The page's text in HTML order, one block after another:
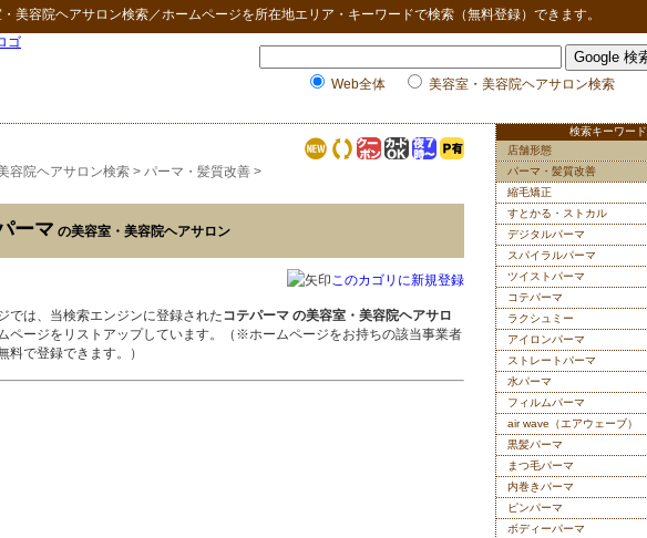
美容院ヘアサロン検索／ホームページを所在地エリア・キーワードで検索（無料登録）できます。
Web全体 美容室・美容院ヘアサロン検索
容院ヘアサロン検索 > パーマ・髪質改善 >
ーマ の美容室・美容院ヘアサロン
このカゴリに新規登録
では、当検索エンジンに登録されたコテパーマ の美容室・美容院ヘアサロ
ページをリストアップしています。（※ホームページをお持ちの該当事業者
料で登録できます。）
検索キーワード
店舗形態
パーマ・髪質改善
縮毛矯正
すとかる・ストカル
デジタルパーマ
スパイラルパーマ
ツイストパーマ
コテパーマ
ラクシュミー
アイロンパーマ
ストレートパーマ
水パーマ
フィルムパーマ
air wave（エアウェーブ）
黒髪パーマ
まつ毛パーマ
内巻きパーマ
ピンパーマ
ボディーパーマ